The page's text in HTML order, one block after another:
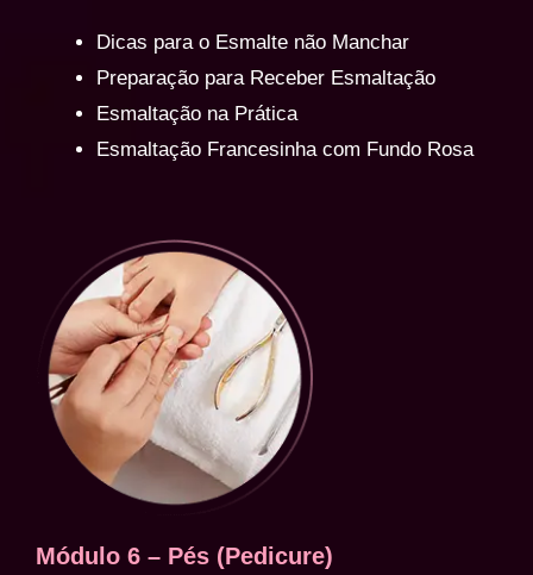
Dicas para o Esmalte não Manchar
Preparação para Receber Esmaltação
Esmaltação na Prática
Esmaltação Francesinha com Fundo Rosa
Módulo 6 – Pés (Pedicure)